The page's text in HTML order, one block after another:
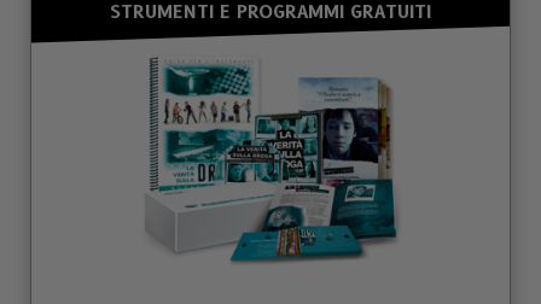
STRUMENTI E PROGRAMMI GRATUITI